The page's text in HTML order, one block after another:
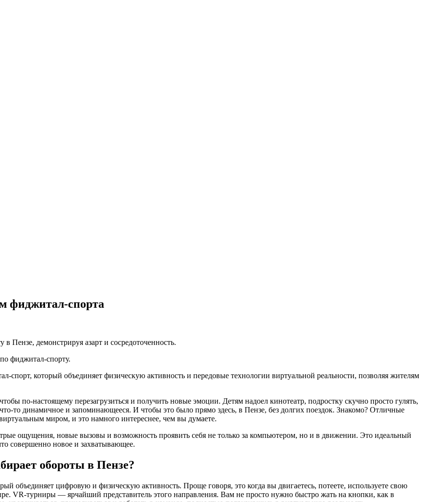
фиджитал-спорта
фиджитал-спорту.
который объединяет физическую активность и передовые технологии виртуальной реальности, позволяя жителям
по-настоящему перезагрузиться и получить новые эмоции. Детям надоел кинотеатр, подростку скучно просто гулять,
то динамичное и запоминающееся. И чтобы это было прямо здесь, в Пензе, без долгих поездок. Знакомо? Отличные
миром, и это намного интереснее, чем вы думаете.
ощущения, новые вызовы и возможность проявить себя не только за компьютером, но и в движении. Это идеальный
совершенно новое и захватывающее.
обороты в Пензе?
объединяет цифровую и физическую активность. Проще говоря, это когда вы двигаетесь, потеете, используете свою
VR-турниры — ярчайший представитель этого направления. Вам не просто нужно быстро жать на кнопки, как в